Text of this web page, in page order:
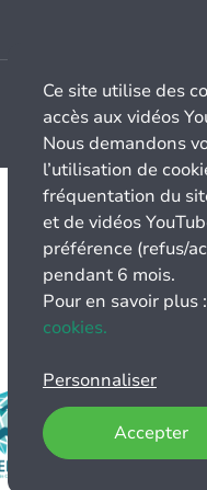
Ce site utilise des
accès aux vidéos
Nous demandons
l’utilisation de
fréquentation du
et de vidéos
préférence (refus/
pendant 6 mois.
Pour en savoir plus :
cookies.
Personnaliser
Accepter